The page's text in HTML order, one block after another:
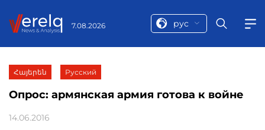
7.08.2026 рус
Հայերեն Русский
Опрос: армянская армия готова к войне
14.06.2016